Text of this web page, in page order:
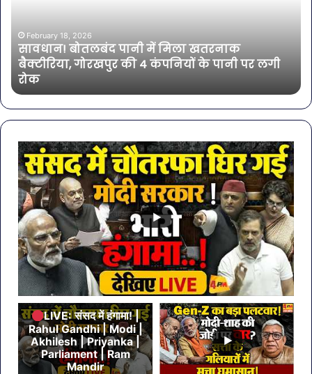
खतरनाक
के पानी पर लगी
एक्ट्रेस
भी
February 11, 2026
बॉलीवुड की तलाकशुदा
LIVE: संसद में हंगामा! |
Rahul Gandhi | Modi |
Akhilesh | Priyanka |
Parliament | Ram
Mandir